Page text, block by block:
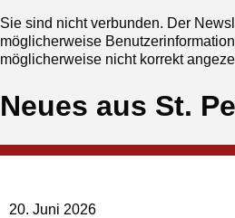
Sie sind nicht verbunden. Der
möglicherweise
möglicherweise nicht korrekt
Neues aus St.
20. Juni 2026